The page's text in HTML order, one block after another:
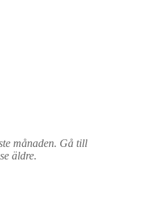
månaden. Gå till
äldre.